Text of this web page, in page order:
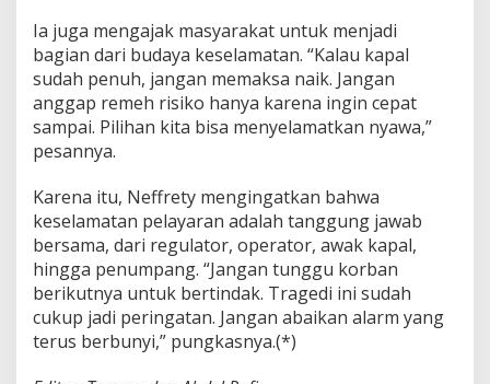
Ia juga mengajak masyarakat untuk menjadi
bagian dari budaya keselamatan. “Kalau kapal
sudah penuh, jangan memaksa naik. Jangan
anggap remeh risiko hanya karena ingin cepat
sampai. Pilihan kita bisa menyelamatkan nyawa,”
pesannya.
Karena itu, Neffrety mengingatkan bahwa
keselamatan pelayaran adalah tanggung jawab
bersama, dari regulator, operator, awak kapal,
hingga penumpang. “Jangan tunggu korban
berikutnya untuk bertindak. Tragedi ini sudah
cukup jadi peringatan. Jangan abaikan alarm yang
terus berbunyi,” pungkasnya.(*)